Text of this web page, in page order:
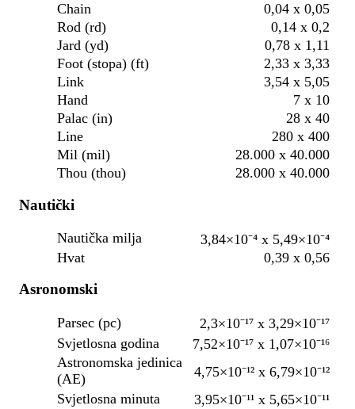
Chain
0,04 x 0,05
Rod (rd)
0,14 x 0,2
Jard (yd)
0,78 x 1,11
Foot (stopa) (ft)
2,33 x 3,33
Link
3,54 x 5,05
Hand
7 x 10
Palac (in)
28 x 40
Line
280 x 400
Mil (mil)
28.000 x 40.000
Thou (thou)
28.000 x 40.000
Nautički
Nautička milja
3,84×10⁻⁴ x 5,49×10⁻⁴
Hvat
0,39 x 0,56
Asronomski
Parsec (pc)
2,3×10⁻¹⁷ x 3,29×10⁻¹⁷
Svjetlosna godina
7,52×10⁻¹⁷ x 1,07×10⁻¹⁶
Astronomska jedinica
(AE)
4,75×10⁻¹² x 6,79×10⁻¹²
Svjetlosna minuta
3,95×10⁻¹¹ x 5,65×10⁻¹¹